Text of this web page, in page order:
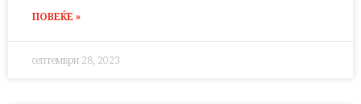
ПОВЕЌЕ »
септември 28, 2023